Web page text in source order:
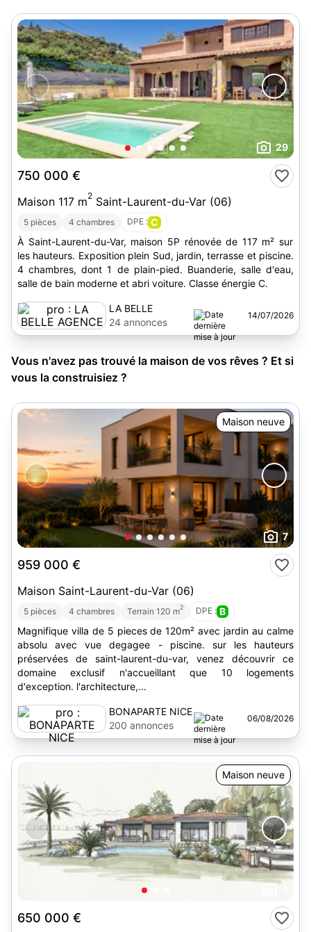
29
750 000 €
Maison 117 m2 Saint-Laurent-du-Var (06)
5 pièces 4 chambres DPE : C
À Saint-Laurent-du-Var, maison 5P rénovée de 117 m² sur
les hauteurs. Exposition plein Sud, jardin, terrasse et piscine.
4 chambres, dont 1 de plain-pied. Buanderie, salle d'eau,
salle de bain moderne et abri voiture. Classe énergie C.
LA BELLE
AGENCE
24 annonces
14/07/2026
Vous n'avez pas trouvé la maison de vos rêves ? Et si
vous la construisiez ?
Maison neuve
7
959 000 €
Maison Saint-Laurent-du-Var (06)
5 pièces 4 chambres Terrain 120 m2 DPE : B
Magnifique villa de 5 pieces de 120m² avec jardin au calme
absolu avec vue degagee - piscine. sur les hauteurs
préservées de saint-laurent-du-var, venez découvrir ce
domaine exclusif n'accueillant que 10 logements
d'exception. l'architecture,...
BONAPARTE NICE
200 annonces
06/08/2026
Maison neuve
650 000 €